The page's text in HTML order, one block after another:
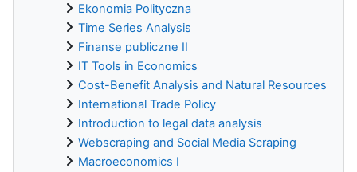
Ekonomia Polityczna
Time Series Analysis
Finanse publiczne II
IT Tools in Economics
Cost-Benefit Analysis and Natural Resources
International Trade Policy
Introduction to legal data analysis
Webscraping and Social Media Scraping
Macroeconomics I